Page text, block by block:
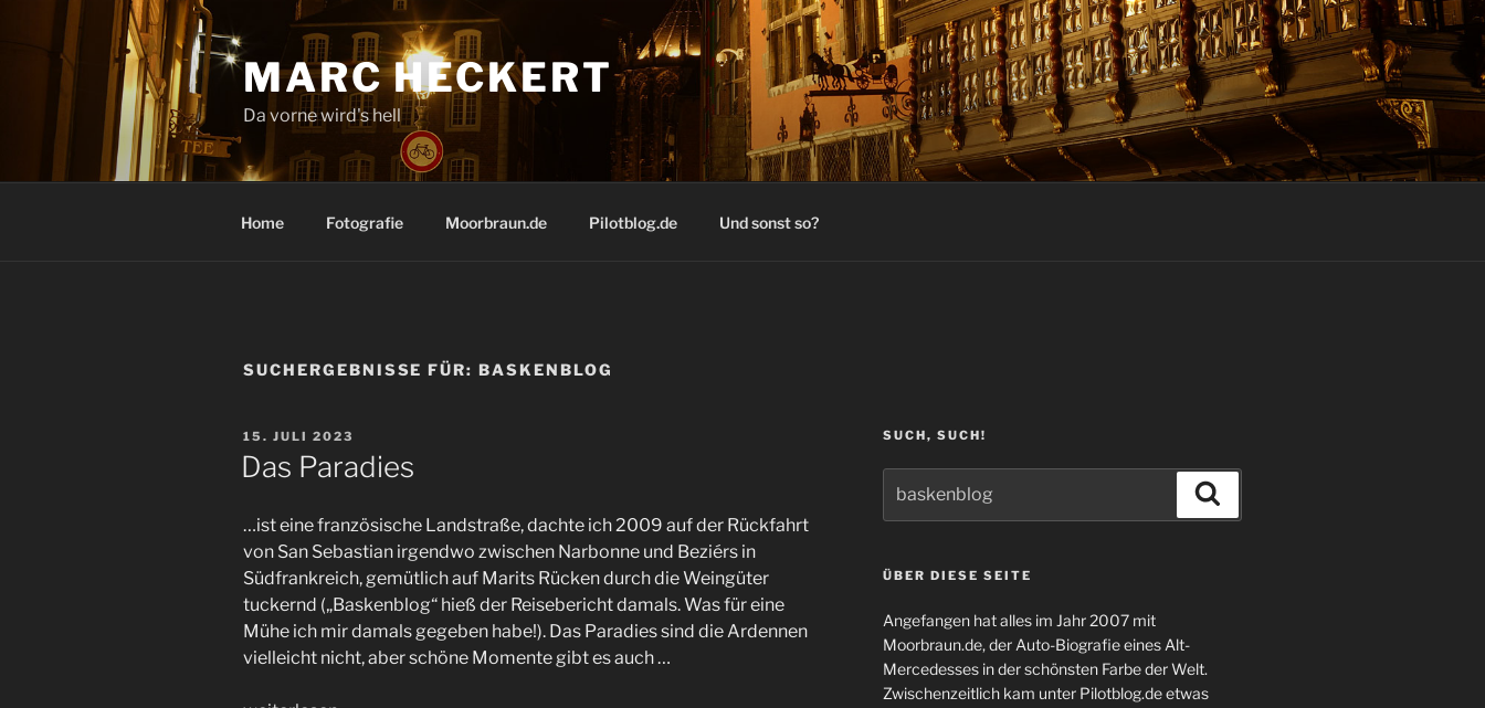
springen
MARC HECKERT
Da vorne wird's hell
Home Fotografie Moorbraun.de Pilotblog.de Und sonst so?
SUCHERGEBNISSE FÜR:BASKENBLOG
VERÖFFENTLICHT
AM
15. JULI 2023
Das Paradies
…ist eine französische Landstraße, dachte ich 2009 auf der Rückfahrt
von San Sebastian irgendwo zwischen Narbonne und Beziérs in
Südfrankreich, gemütlich auf Marits Rücken durch die Weingüter
tuckernd („Baskenblog“ hieß der Reisebericht damals. Was für eine
Mühe ich mir damals gegeben habe!). Das Paradies sind die Ardennen
vielleicht nicht, aber schöne Momente gibt es auch …
SUCH, SUCH!
nach:
ÜBER DIESE SEITE
Angefangen hat alles im Jahr 2007 mit
Moorbraun.de, der Auto-Biografie eines Alt-
Mercedesses in der schönsten Farbe der Welt.
Zwischenzeitlich kam unter Pilotblog.de etwas